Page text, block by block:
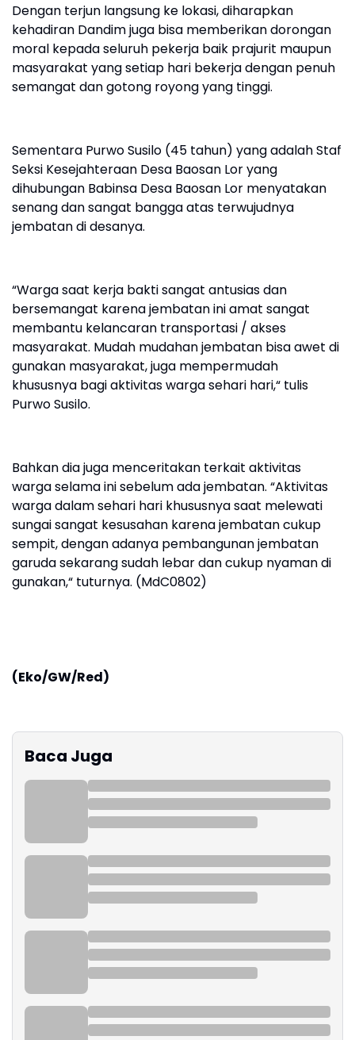
Dengan terjun langsung ke lokasi, diharapkan
kehadiran Dandim juga bisa memberikan dorongan
moral kepada seluruh pekerja baik prajurit maupun
masyarakat yang setiap hari bekerja dengan penuh
semangat dan gotong royong yang tinggi.
Sementara Purwo Susilo (45 tahun) yang adalah Staf
Seksi Kesejahteraan Desa Baosan Lor yang
dihubungan Babinsa Desa Baosan Lor menyatakan
senang dan sangat bangga atas terwujudnya
jembatan di desanya.
“Warga saat kerja bakti sangat antusias dan
bersemangat karena jembatan ini amat sangat
membantu kelancaran transportasi / akses
masyarakat. Mudah mudahan jembatan bisa awet di
gunakan masyarakat, juga mempermudah
khususnya bagi aktivitas warga sehari hari,“ tulis
Purwo Susilo.
Bahkan dia juga menceritakan terkait aktivitas
warga selama ini sebelum ada jembatan. “Aktivitas
warga dalam sehari hari khususnya saat melewati
sungai sangat kesusahan karena jembatan cukup
sempit, dengan adanya pembangunan jembatan
garuda sekarang sudah lebar dan cukup nyaman di
gunakan,“ tuturnya. (MdC0802)
(Eko/GW/Red)
Baca Juga